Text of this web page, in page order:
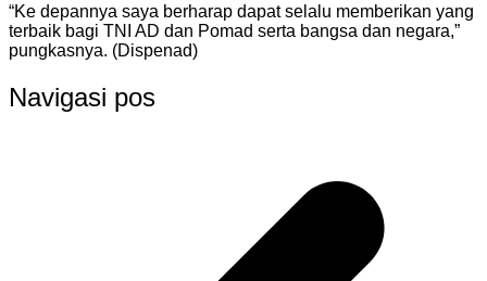
“Ke depannya saya berharap dapat selalu memberikan yang
terbaik bagi TNI AD dan Pomad serta bangsa dan negara,”
pungkasnya. (Dispenad)
Navigasi pos